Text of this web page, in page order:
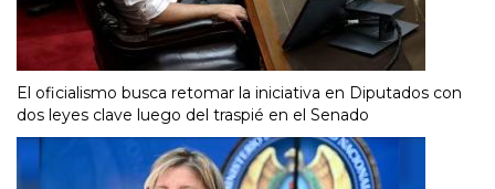
El oficialismo busca retomar la iniciativa en Diputados con
dos leyes clave luego del traspié en el Senado